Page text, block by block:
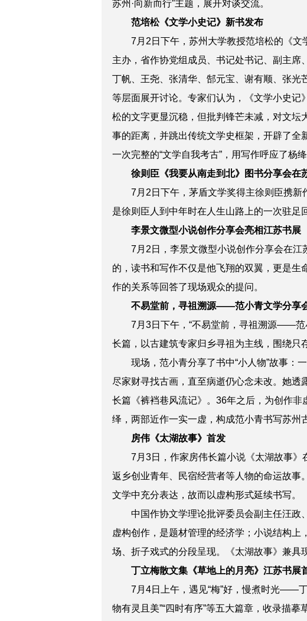
苏州·向新而行”主题 ， 展开对谈交流。
范培松《文学小史记》新书发布
7月2日下午，苏州大学教授范培松的《
主办，省作协党组成员、书记处书记、副主席
丁帆、王尧、张清华、郜元宝、谢有顺、张
等层面展开讨论。专家们认为，《文学小史
松的文字更显沉稳，但批判锋芒未减，对文坛
事的距离，并跳出传统文学史框架，开辟了
一次完整的“文学自我考古”，用写作呼应了杨绛
徐则臣《我要从南走到北》图书分享会在
7月2日下午， 茅盾文学奖得主徐则臣携新
是徐则臣人到中年时在人生山路上的一次驻足
李景文微型小说创作分享会亮相江苏书展
7月2日，李景文微型小说创作分享会在江
的，读书和写作不仅是他飞翔的双翼，更是生
作的关系等回答了现场观众的提问 。
不易堂前，寻祖溯源——范小青文学分享
7月3日下午，“不易堂前，寻祖溯源——范
长篇，以古建筑专家归乡寻祖为主线，围绕只
现场，范小青分享了书中“小人物”故事：
尽家财寻找古画，直至病逝仍心念未改。她
长篇《裤裆巷风流记》。36年之后，为创作
绎，两部近作一实一虚，构成范小青书写苏州
房伟《太湖故事》首发
7月3日，作家房伟长篇小说《太湖故事》
返乡创业青年、民宿经营者等人物的命运故
文学中充分表达，故而以虚构形式延续书写。
中国作协文学理论批评委员会副主任汪政、
虚构创作，是题材管理的经济学；小说结构
场、折子戏式的分段呈现。《太湖故事》兼具
丁立梅散文集《草地上的月亮》江苏书展
7月4日上午，遇见“梅”好，慢煮时光——
物有灵且美”“四时有序”等五大篇章，收录描